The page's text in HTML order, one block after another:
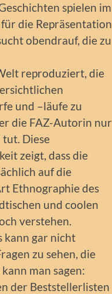
spielen im
die Repräsentation
obendrauf, die zu
reproduziert, die
und –läufe zu
die FAZ-Autorin nur
tut. Diese
zeigt, dass die
auf die
Ethnographie des
und coolen
verstehen.
kann gar nicht
zu sehen, die
man sagen:
der Beststellerlisten